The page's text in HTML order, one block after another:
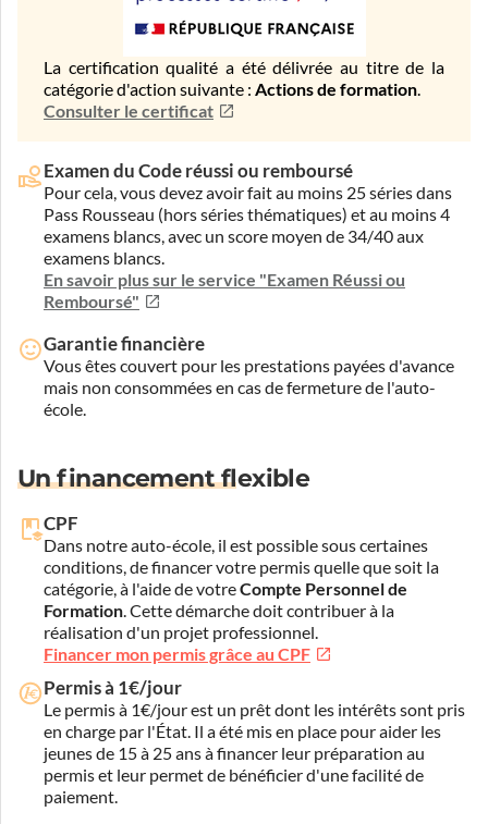
La certification qualité a été délivrée au titre de la
catégorie d'action suivante : Actions de formation.
Consulter le certificat
Examen du Code réussi ou remboursé
Pour cela, vous devez avoir fait au moins 25 séries dans
Pass Rousseau (hors séries thématiques) et au moins 4
examens blancs, avec un score moyen de 34/40 aux
examens blancs.
En savoir plus sur le service "Examen Réussi ou
Remboursé"
Garantie financière
Vous êtes couvert pour les prestations payées d'avance
mais non consommées en cas de fermeture de l'auto-
école.
Un financement flexible
CPF
Dans notre auto-école, il est possible sous certaines
conditions, de financer votre permis quelle que soit la
catégorie, à l'aide de votreCompte Personnel de
Formation. Cette démarche doit contribuer à la
réalisation d'un projet professionnel.
Financer mon permis grâce au CPF
Permis à 1€/jour
Le permis à 1€/jour est un prêt dont les intérêts sont pris
en charge par l'État. Il a été mis en place pour aider les
jeunes de 15 à 25 ans à financer leur préparation au
permis et leur permet de bénéficier d'une facilité de
paiement.